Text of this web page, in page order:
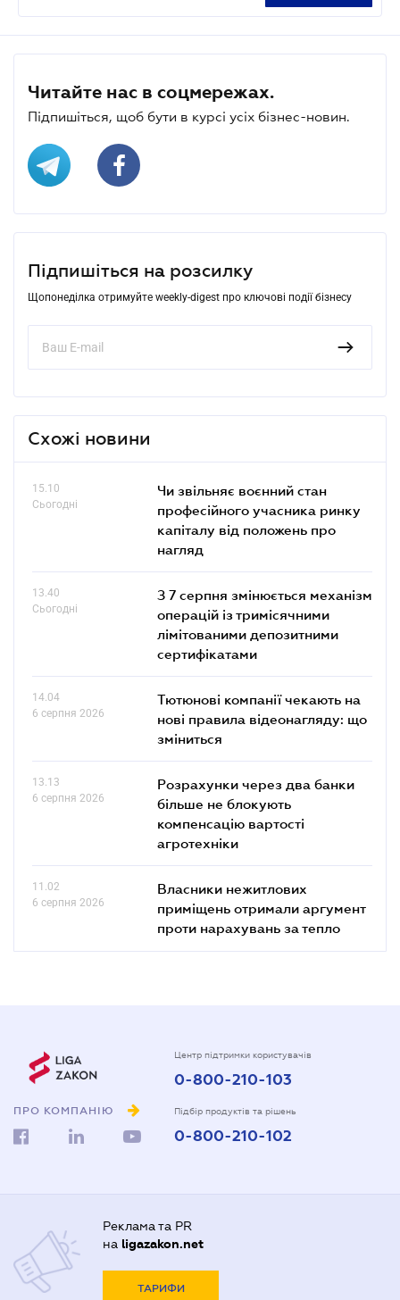
Читайте нас в соцмережах.
Підпишіться, щоб бути в курсі усіх бізнес-новин.
Підпишіться на розсилку
Щопонеділка отримуйте weekly-digest про ключові події бізнесу
Схожі новини
15.10
Сьогодні
Чи звільняє воєнний стан
професійного учасника ринку
капіталу від положень про
нагляд
13.40
Сьогодні
З 7 серпня змінюється механізм
операцій із тримісячними
лімітованими депозитними
сертифікатами
14.04
6 серпня 2026
Тютюнові компанії чекають на
нові правила відеонагляду: що
зміниться
13.13
6 серпня 2026
Розрахунки через два банки
більше не блокують
компенсацію вартості
агротехніки
11.02
6 серпня 2026
Власники нежитлових
приміщень отримали аргумент
проти нарахувань за тепло
ПРО КОМПАНІЮ
Центр підтримки користувачів
0-800-210-103
Підбір продуктів та рішень
0-800-210-102
Реклама та PR
на ligazakon.net
ТАРИФИ